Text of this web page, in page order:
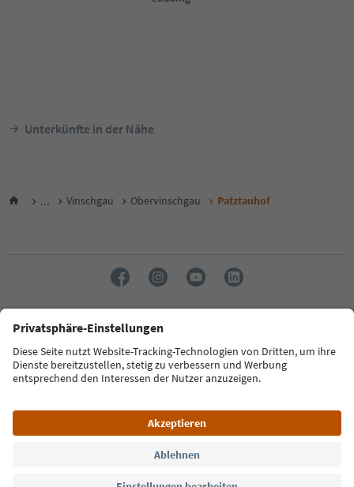
Unterkünfte in der Nähe
... Vinschgau Obervinschgau Patztauhof
Sprache: Deutsch
FAQ Kontakt Presse MICE Datenschutzerklärung
Zugänglichkeitserklärung